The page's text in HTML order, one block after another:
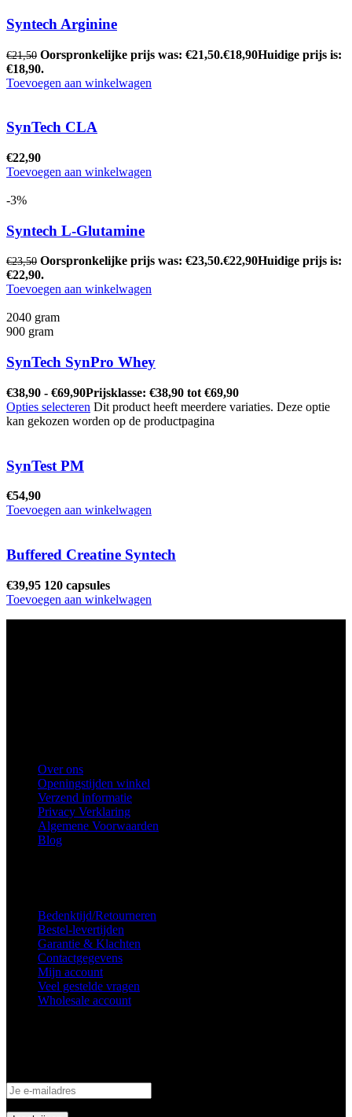
Syntech Arginine
€21,50 Oorspronkelijke prijs was: €21,50.€18,90Huidige prijs is:
€18,90.
Toevoegen aan winkelwagen
SynTech CLA
€22,90
Toevoegen aan winkelwagen
-3%
Syntech L-Glutamine
€23,50 Oorspronkelijke prijs was: €23,50.€22,90Huidige prijs is:
€22,90.
Toevoegen aan winkelwagen
2040 gram
900 gram
SynTech SynPro Whey
€38,90 - €69,90Prijsklasse: €38,90 tot €69,90
Opties selecteren Dit product heeft meerdere variaties. Deze optie
kan gekozen worden op de productpagina
SynTest PM
€54,90
Toevoegen aan winkelwagen
Buffered Creatine Syntech
€39,95 120 capsules
Toevoegen aan winkelwagen
Over ons
Openingstijden winkel
Verzend informatie
Privacy Verklaring
Algemene Voorwaarden
Blog
Bedenktijd/Retourneren
Bestel-levertijden
Garantie & Klachten
Contactgegevens
Mijn account
Veel gestelde vragen
Wholesale account